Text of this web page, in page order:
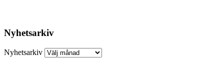
Nyhetsarkiv
Nyhetsarkiv